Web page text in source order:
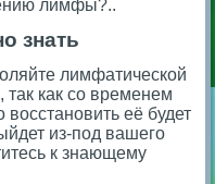
лимфы?..
знать
лимфатической
так как со временем
восстановить её будет
из-под вашего
к знающему